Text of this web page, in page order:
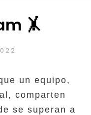
🤸
un equipo,
comparten
se superan a